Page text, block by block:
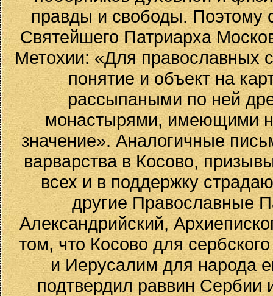
правды и свободы. Поэтому
Святейшего Патриарха
Метохии: «Для православных
понятие и объект на
рассыпаными по ней
монастырями, имеющими
значение». Аналогичные
варварства в Косово,
всех и в поддержку
другие Православные
Александрийский,
том, что Косово для
и Иерусалим для народа
подтвердил раввин Сербии